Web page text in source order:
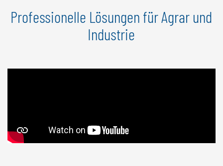
Professionelle Lösungen für Agrar und
Industrie